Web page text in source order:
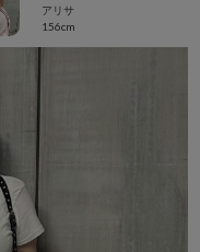
アリサ
156cm